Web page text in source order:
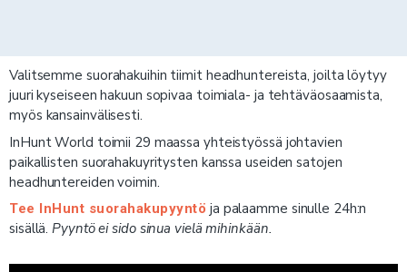
Valitsemme suorahakuihin tiimit headhuntereista, joilta löytyy
juuri kyseiseen hakuun sopivaa toimiala- ja tehtäväosaamista,
myös kansainvälisesti.
InHunt World toimii 29 maassa yhteistyössä johtavien
paikallisten suorahakuyritysten kanssa useiden satojen
headhuntereiden voimin.
Tee InHunt suorahakupyyntö ja palaamme sinulle 24h:n
sisällä.Pyyntö ei sido sinua vielä mihinkään.